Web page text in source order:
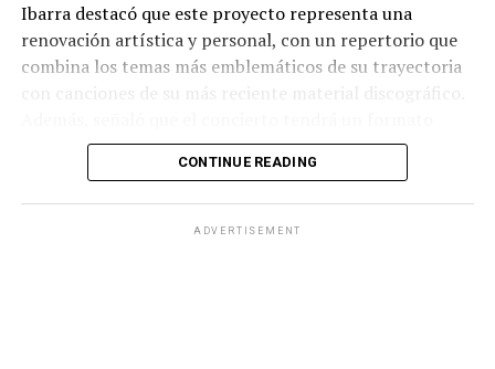
Ibarra destacó que este proyecto representa una
renovación artística y personal, con un repertorio que
combina los temas más emblemáticos de su trayectoria
con canciones de su más reciente material discográfico.
pensado para disfrutarse al aire libre, acompañado de
propuestas gastronómicas, talento local y una
atmósfera de convivencia.
CONTINUE READING
ADVERTISEMENT